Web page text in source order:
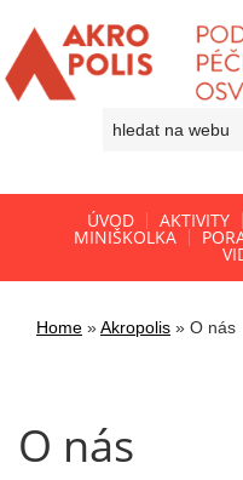
ÚVOD AKTIVITY
MINIŠKOLKA
Home »Akropolis » O nás
O nás